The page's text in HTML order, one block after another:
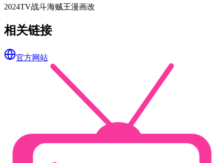
2024TV战斗海贼王漫画改
相关链接
官方网站